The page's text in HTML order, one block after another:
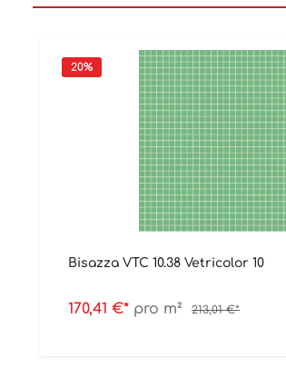
20%
Bisazza VTC 10.38 Vetricolor 10
170,41 €* pro m² 213,01 €*